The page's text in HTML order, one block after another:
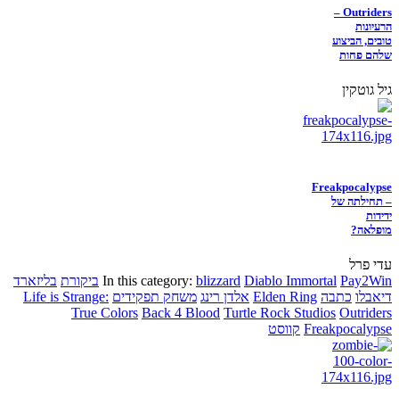
Outriders –
הרעיונות
טובים, הביצוע
שלהם פחות
גיל גוטקין
Freakpocalypse
– תחילתה של
ידידות
מופלאה?
עדי פרל
In this category: blizzard Diablo Immortal Pay2Win ביקורת בליזארד
דיאבלו כתבה Elden Ring אלדן רינג משחק תפקידים Life is Strange:
True Colors Back 4 Blood Turtle Rock Studios Outriders
Freakpocalypse קווסט